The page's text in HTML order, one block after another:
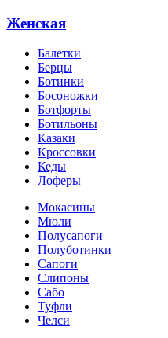
Женская
Балетки
Берцы
Ботинки
Босоножки
Ботфорты
Ботильоны
Казаки
Кроссовки
Кеды
Лоферы
Мокасины
Мюли
Полусапоги
Полуботинки
Сапоги
Слипоны
Сабо
Туфли
Челси